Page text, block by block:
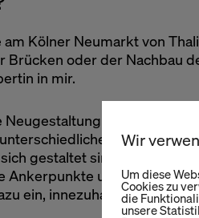
Kölner Neumarkt von
oder der Nachbau
in mir.
Neugestaltung der Filiale
Bereiche
gestaltet sind.
und tragen
ein, innezuhalten, zu
Wir
Um diese
Cookies zu
die
unsere